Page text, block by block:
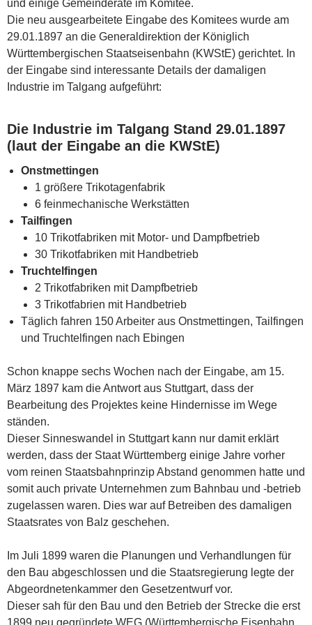
und einige Gemeinderäte im Komitee.
Die neu ausgearbeitete Eingabe des Komitees wurde am
29.01.1897 an die Generaldirektion der Königlich
Württembergischen Staatseisenbahn (KWStE) gerichtet. In
der Eingabe sind interessante Details der damaligen
Industrie im Talgang aufgeführt:
Die Industrie im Talgang Stand 29.01.1897
(laut der Eingabe an die KWStE)
Onstmettingen
1 größere Trikotagenfabrik
6 feinmechanische Werkstätten
Tailfingen
10 Trikotfabriken mit Motor- und Dampfbetrieb
30 Trikotfabriken mit Handbetrieb
Truchtelfingen
2 Trikotfabriken mit Dampfbetrieb
3 Trikotfabrien mit Handbetrieb
Täglich fahren 150 Arbeiter aus Onstmettingen, Tailfingen
und Truchtelfingen nach Ebingen
Schon knappe sechs Wochen nach der Eingabe, am 15.
März 1897 kam die Antwort aus Stuttgart, dass der
Bearbeitung des Projektes keine Hindernisse im Wege
ständen.
Dieser Sinneswandel in Stuttgart kann nur damit erklärt
werden, dass der Staat Württemberg einige Jahre vorher
vom reinen Staatsbahnprinzip Abstand genommen hatte und
somit auch private Unternehmen zum Bahnbau und -betrieb
zugelassen waren. Dies war auf Betreiben des damaligen
Staatsrates von Balz geschehen.
Im Juli 1899 waren die Planungen und Verhandlungen für
den Bau abgeschlossen und die Staatsregierung legte der
Abgeordnetenkammer den Gesetzentwurf vor.
Dieser sah für den Bau und den Betrieb der Strecke die erst
1899 neu gegründete WEG (Württembergische Eisenbahn